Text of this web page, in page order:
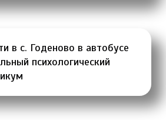
в с. Годеново в автобусе
психологический